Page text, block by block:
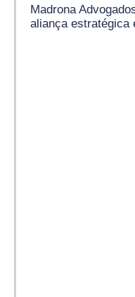
Madrona
aliança estratégica